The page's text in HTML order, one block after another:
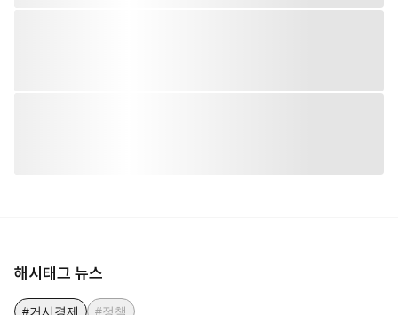
해시태그 뉴스
#거시경제 #정책